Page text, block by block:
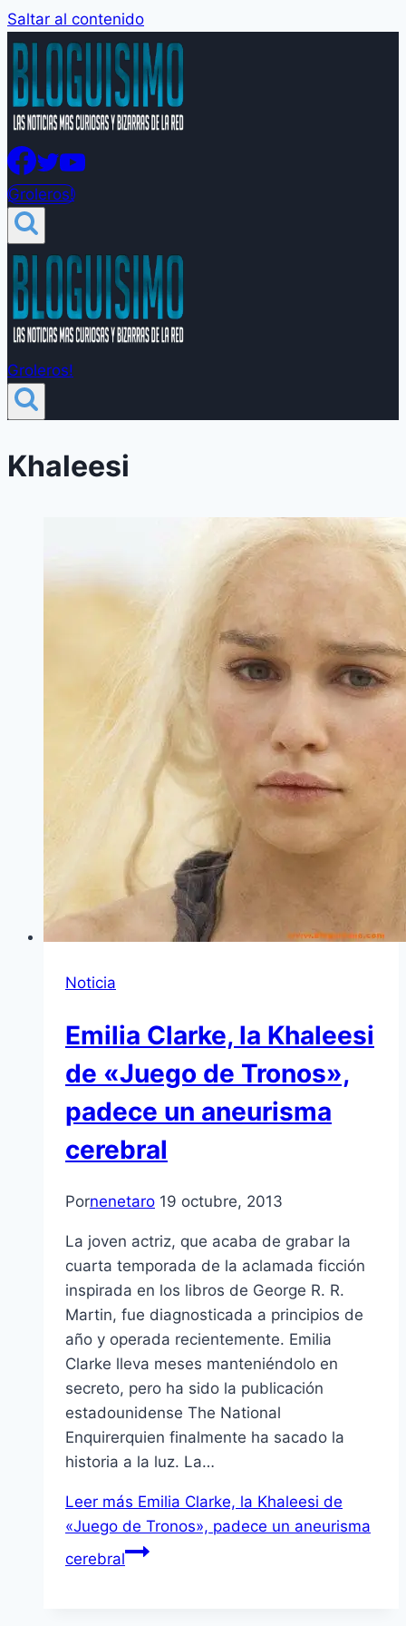
Saltar al contenido
Groleros!
Groleros!
Khaleesi
Noticia
Emilia Clarke, la Khaleesi
de «Juego de Tronos»,
padece un aneurisma
cerebral
Pornenetaro 19 octubre, 2013
La joven actriz, que acaba de grabar la
cuarta temporada de la aclamada ficción
inspirada en los libros de George R. R.
Martin, fue diagnosticada a principios de
año y operada recientemente. Emilia
Clarke lleva meses manteniéndolo en
secreto, pero ha sido la publicación
estadounidense The National
Enquirerquien finalmente ha sacado la
historia a la luz. La…
Leer más Emilia Clarke, la Khaleesi de
«Juego de Tronos», padece un aneurisma
cerebral